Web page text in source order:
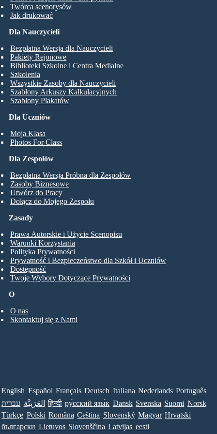
Twórca scenorysów
Jak drukować
Dla Uczniów
Moja Klasa
Photos For Class
Dla Nauczycieli
Bezpłatna Wersja dla Nauczycieli
Pakiety Rejonowe
Biblioteki Szkolne i Centra Medialne
Szkolenia
Wszystkie Zasoby dla Nauczycieli
Szablony Arkuszy Kalkulacyjnych
Szablony Plakatów
Dla Zespołów
Bezpłatna Wersja Próbna dla Zespołów
Zasoby Biznesowe
Utwórz do Pracy
Dołącz do Mojego Zespołu
O
O nas
Skontaktuj się z Nami
Zasady
Prawa Autorskie i Użycie Scenopisu
Warunki Korzystania
Polityka Prywatności
Prywatność i Bezpieczeństwo dla Szkół i Uczniów
Dostępność
Twoje Wybory Dotyczące Prywatności
English Español Français Deutsch Italiana Nederlands Português
עברית العَرَبِيَّة हिन्दी ру́сский язы́к Dansk Svenska Suomi Norsk
Türkçe Polski Româna Ceština Slovenský Magyar Hrvatski
български Lietuvos Slovenščina Latvijas eesti